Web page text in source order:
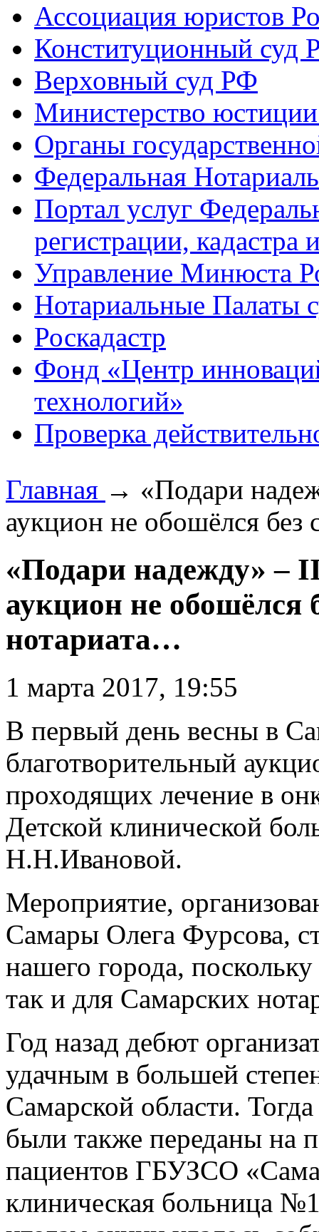
Ассоциация юристов
Конституционный суд
Верховный суд РФ
Министерство
Органы
Федеральная
Портал услуг
регистрации, кадастра
Управление Минюста
Нотариальные Палаты
Роскадастр
Фонд «Центр
технологий»
Проверка
Главная → «Подари
аукцион не обошёлся без
«Подари надежду» –
аукцион не обошёлся
нотариата…
1 марта 2017, 19:55
В первый день весны в
благотворительный
проходящих лечение в
Детской клинической
Н.Н.Ивановой.
Мероприятие,
Самары Олега Фурсова,
нашего города,
так и для Самарских
Год назад дебют
удачным в большей
Самарской области.
были также переданы на
пациентов ГБУЗСО
клиническая больница